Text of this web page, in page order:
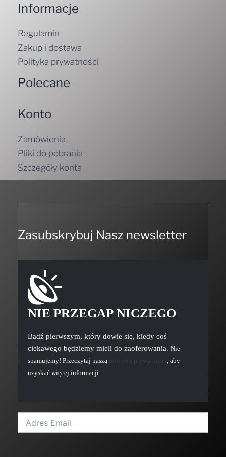
Informacje
Regulamin
Zakup i dostawa
Polityka prywatności
Polecane
Konto
Zamówienia
Pliki do pobrania
Szczegóły konta
Zasubskrybuj Nasz newsletter
NIE PRZEGAP NICZEGO
Bądź pierwszym, który dowie się, kiedy coś
ciekawego będziemy mieli do zaoferowania. Nie
spamujemy! Przeczytaj naszą politykę prywatności, aby
uzyskać więcej informacji.